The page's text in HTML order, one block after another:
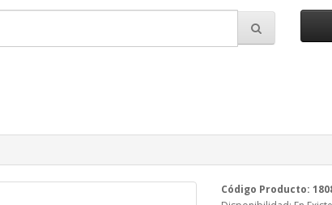
Código Producto: